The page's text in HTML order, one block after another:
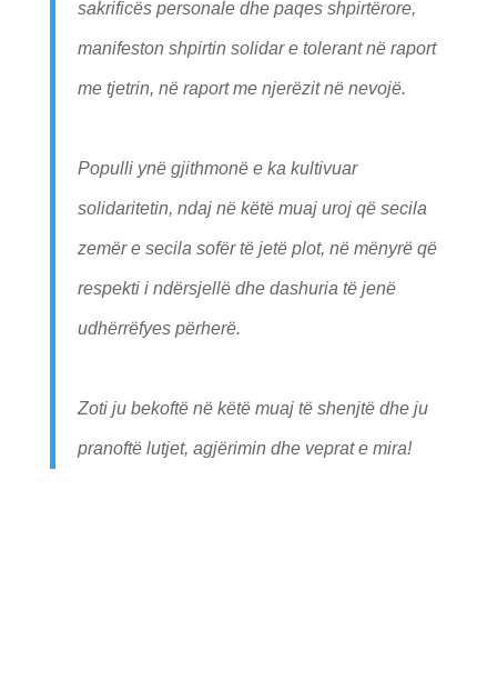
sakrificës personale dhe paqes shpirtërore,
manifeston shpirtin solidar e tolerant në raport
me tjetrin, në raport me njerëzit në nevojë.
Populli ynë gjithmonë e ka kultivuar
solidaritetin, ndaj në këtë muaj uroj që secila
zemër e secila sofër të jetë plot, në mënyrë që
respekti i ndërsjellë dhe dashuria të jenë
udhërrëfyes përherë.
Zoti ju bekoftë në këtë muaj të shenjtë dhe ju
pranoftë lutjet, agjërimin dhe veprat e mira!